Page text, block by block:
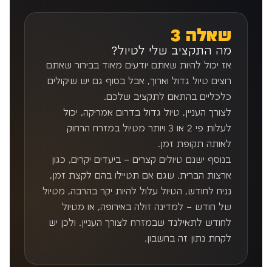
שאלה 3
מה התקציב שלי לטיול?
אז יכול להיות שאתם יודעים מאוד בבירור שאתם
רוצים טיול גדול וארוך, אבל בסוף גם יש שיקולים
כלכליים בהתאם לתקציב שלכם.
לצורך העניין, טיול גדול בדרום אמריקה, יכול
לעלות פי 2 או 3 ויותר מטיול במזרח הרחוק
לאותה תקופת זמן.
בנוסף ישנם טיולים קצרים – ביעדים יקרים, כגון
ארצות הברית. שגם אם תטיילו בהם לקצת זמן,
נניח לחודש, הטיול עלול להיות יקר בהרבה, מטיול
של חודש – למדינה זולה באירופה, או מטיול
לחודש לתאילנד שבמזרח לצורך העניין. ולכן יש
לקחת נתון זה בחשבון.